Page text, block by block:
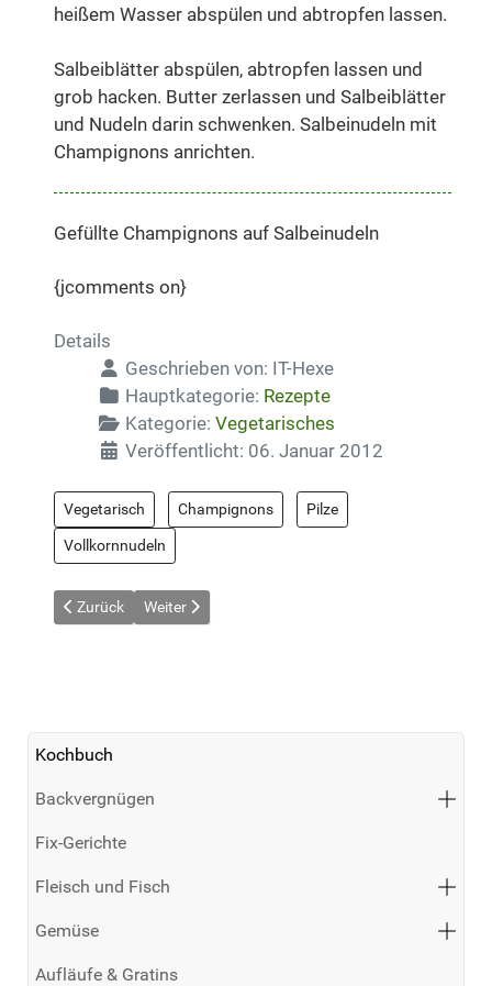
heißem Wasser abspülen und abtropfen lassen.
Salbeiblätter abspülen, abtropfen lassen und
grob hacken. Butter zerlassen und Salbeiblätter
und Nudeln darin schwenken. Salbeinudeln mit
Champignons anrichten.
Gefüllte Champignons auf Salbeinudeln
{jcomments on}
Details
Geschrieben von: IT-Hexe
Hauptkategorie: Rezepte
Kategorie: Vegetarisches
Veröffentlicht: 06. Januar 2012
Vegetarisch Champignons Pilze
Vollkornnudeln
Vorheriger Beitrag: Chamignon-Geschnetzeltes
Zurück Nächster Beitrag: Gefüllte gelbe Paprikaschoten
Weiter
Kochbuch
Backvergnügen
Fix-Gerichte
Fleisch und Fisch
Gemüse
Aufläufe & Gratins